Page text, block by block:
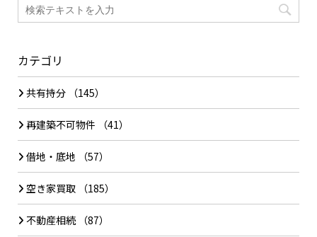
カテゴリ
共有持分 （145）
再建築不可物件 （41）
借地・底地 （57）
空き家買取 （185）
不動産相続（87）